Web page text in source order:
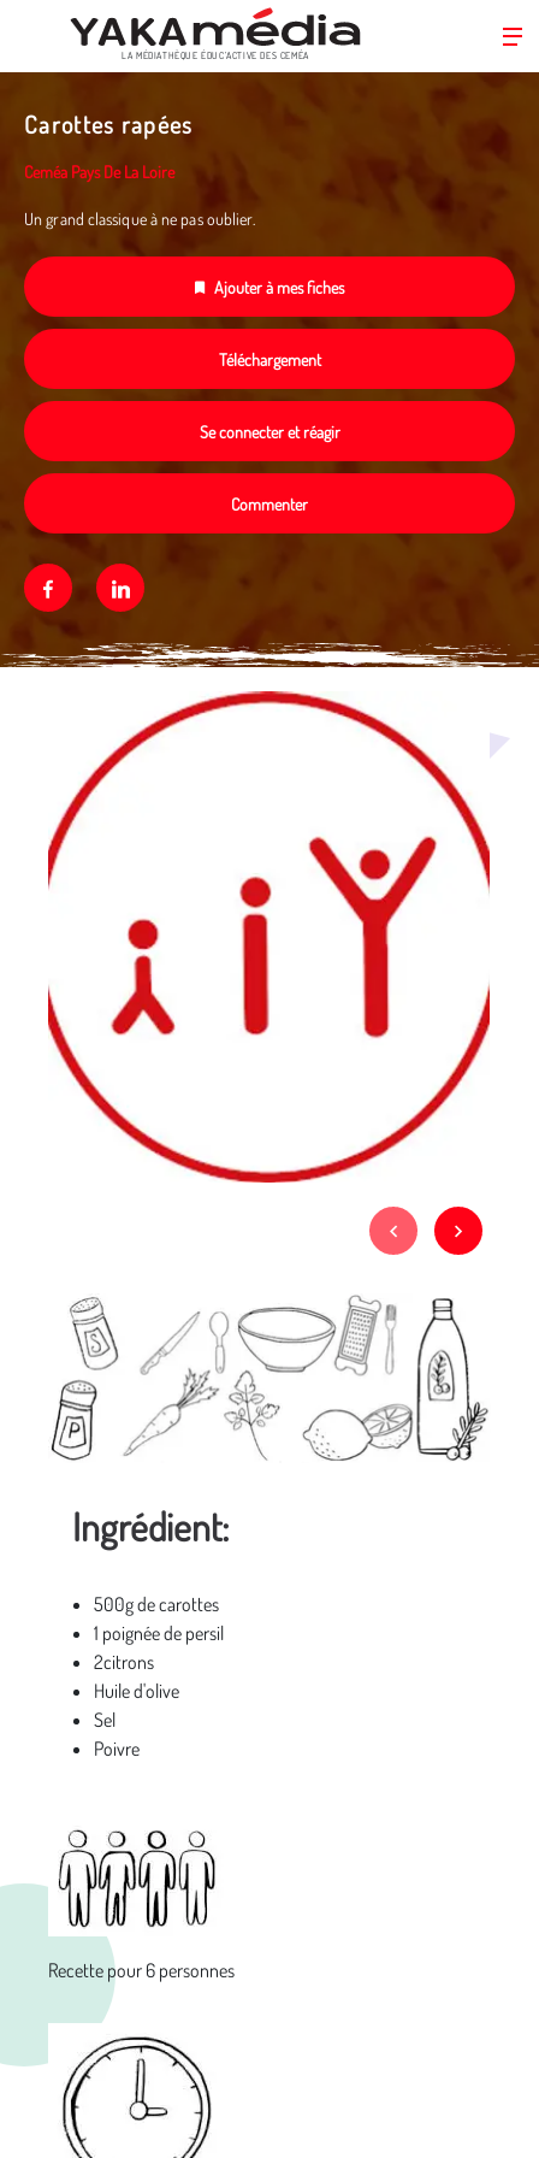
principal
LA MÉDIATHÈQUE ÉDUC’ACTIVE DES CEMÉA
Carottes rapées
Ceméa Pays De La Loire
Un grand classique à ne pas oublier.
Ajouter à mes fiches
Téléchargement
Se connecter et réagir
Commenter
FacebookLinkedin
Ingrédient:
500g de carottes
1 poignée de persil
2citrons
Huile d'olive
Sel
Poivre
Recette pour 6 personnes